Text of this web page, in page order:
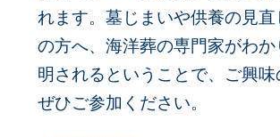
れます。墓じまいや供養の見直
の方へ、海洋葬の専門家がわか
明されるということで、ご興
ぜひご参加ください。